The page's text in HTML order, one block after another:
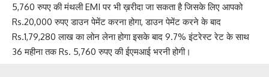
5,760 रुपए की मंथली EMI पर भी ख़रीदा जा सकता है जिसके लिए आपको
Rs.20,000 रुपए डाउन पेमेंट करना होगा, डाउन पेमेंट करने के बाद
Rs.1,79,280 लाख का लोन लेना होगा इसके बाद 9.7% इंटरेस्ट रेट के साथ
36 महीना तक Rs. 5,760 रुपए की ईएमआई भरनी होगी।